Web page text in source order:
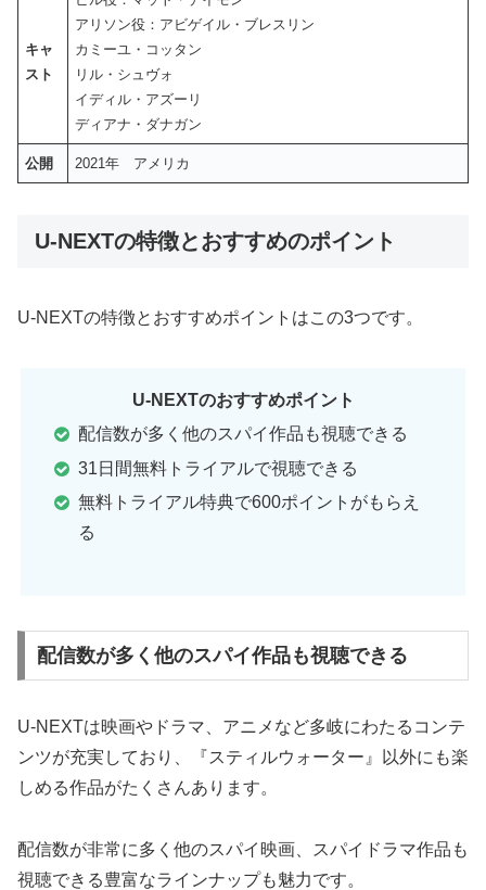
キャ
スト
アリソン役：アビゲイル・ブレスリン
カミーユ・コッタン
リル・シュヴォ
イディル・アズーリ
ディアナ・ダナガン
公開 2021年 アメリカ
U-NEXTの特徴とおすすめのポイント
U-NEXTの特徴とおすすめポイントはこの3つです。
U-NEXTのおすすめポイント
配信数が多く他のスパイ作品も視聴できる
31日間無料トライアルで視聴できる
無料トライアル特典で600ポイントがもらえ
る
配信数が多く他のスパイ作品も視聴できる
U-NEXTは映画やドラマ、アニメなど多岐にわたるコンテ
ンツが充実しており、『スティルウォーター』以外にも楽
しめる作品がたくさんあります。
配信数が非常に多く他のスパイ映画、スパイドラマ作品も
視聴できる豊富なラインナップも魅力です。